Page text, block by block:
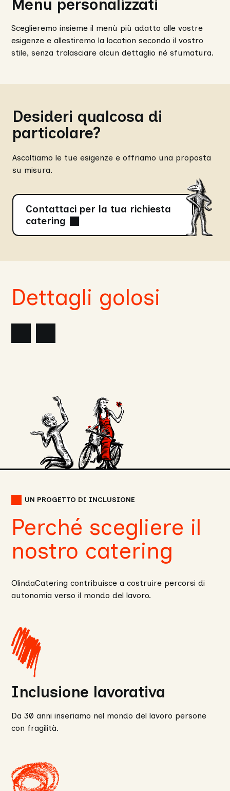
Menu personalizzati
Sceglieremo insieme il menù più adatto alle vostre
esigenze e allestiremo la location secondo il vostro
stile, senza tralasciare alcun dettaglio né sfumatura.
Desideri qualcosa di
particolare?
Ascoltiamo le tue esigenze e offriamo una proposta
su misura.
Contattaci per la tua richiesta
catering
Dettagli golosi
Slide
UN PROGETTO DI INCLUSIONE
Perché scegliere il
nostro catering
OlindaCatering contribuisce a costruire percorsi di
autonomia verso il mondo del lavoro.
Inclusione lavorativa
Da 30 anni inseriamo nel mondo del lavoro persone
con fragilità.